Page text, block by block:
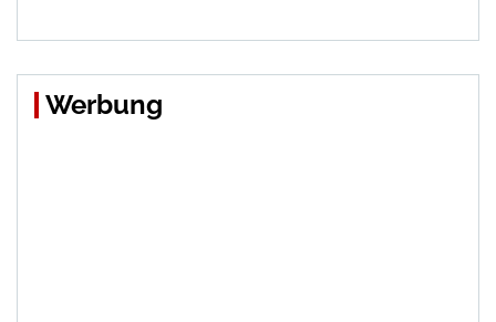
Werbung